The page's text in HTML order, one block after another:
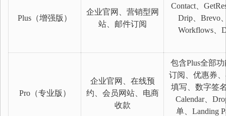
Plus（增强版）
企业官网、营销型网
站、邮件订阅
Contact、
Drip、Brevo
Workflows、
Pro（专业版）
企业官网、在线预
约、会员网站、电商
收款
包含Plus全部功
订阅、优惠券
填写、数字签
Calendar、
单、Landing